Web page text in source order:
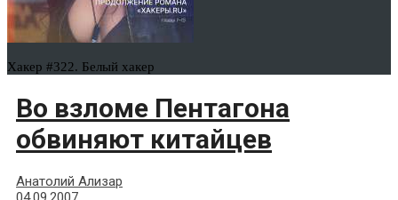
Хакер #322. Белый хакер
Во взломе Пентагона
обвиняют китайцев
Анатолий Ализар